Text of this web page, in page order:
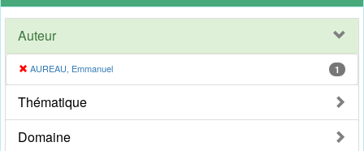
Auteur
AUREAU, Emmanuel 1
Thématique
Domaine